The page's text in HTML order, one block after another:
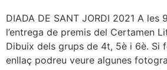
DIADA DE SANT JORDI 2021 A les
l’entrega de premis del Certamen
Dibuix dels grups de 4t, 5è i 6è. Si
enllaç podreu veure algunes